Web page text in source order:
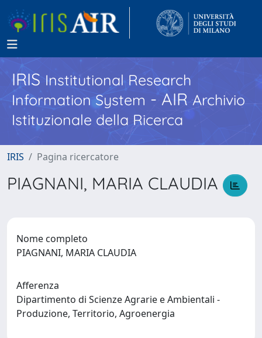
IRISInstitutional Research
Information System - AIR Archivio
Istituzionale della Ricerca
IRIS Pagina ricercatore
PIAGNANI, MARIA CLAUDIA
Nome completo
PIAGNANI, MARIA CLAUDIA
Afferenza
Dipartimento di Scienze Agrarie e Ambientali -
Produzione, Territorio, Agroenergia